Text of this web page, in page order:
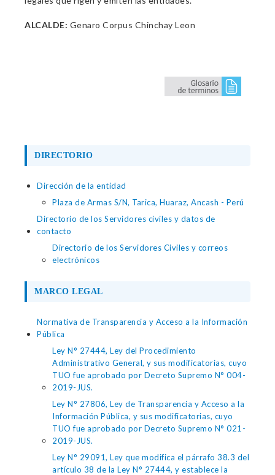
ALCALDE: Genaro Corpus Chinchay Leon
DIRECTORIO
Dirección de la entidad
Plaza de Armas S/N, Tarica, Huaraz, Ancash - Perú
Directorio de los Servidores civiles y datos de
contacto
Directorio de los Servidores Civiles y correos
electrónicos
MARCO LEGAL
Normativa de Transparencia y Acceso a la Información
Pública
Ley N° 27444, Ley del Procedimiento
Administrativo General, y sus modificatorias, cuyo
TUO fue aprobado por Decreto Supremo N° 004-
2019-JUS.
Ley N° 27806, Ley de Transparencia y Acceso a la
Información Pública, y sus modificatorias, cuyo
TUO fue aprobado por Decreto Supremo N° 021-
2019-JUS.
Ley N° 29091, Ley que modifica el párrafo 38.3 del
artículo 38 de la Ley N° 27444, y establece la